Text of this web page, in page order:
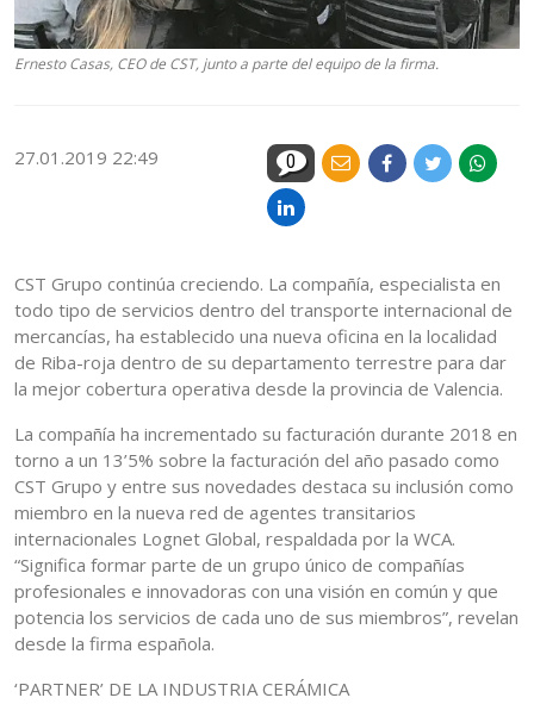
Ernesto Casas, CEO de CST, junto a parte del equipo de la firma.
27.01.2019 22:49 0
CST Grupo continúa creciendo. La compañía, especialista en
todo tipo de servicios dentro del transporte internacional de
mercancías, ha establecido una nueva oficina en la localidad
de Riba-roja dentro de su departamento terrestre para dar
la mejor cobertura operativa desde la provincia de Valencia.
La compañía ha incrementado su facturación durante 2018 en
torno a un 13’5% sobre la facturación del año pasado como
CST Grupo y entre sus novedades destaca su inclusión como
miembro en la nueva red de agentes transitarios
internacionales Lognet Global, respaldada por la WCA.
“Significa formar parte de un grupo único de compañías
profesionales e innovadoras con una visión en común y que
potencia los servicios de cada uno de sus miembros”, revelan
desde la firma española.
‘PARTNER’ DE LA INDUSTRIA CERÁMICA